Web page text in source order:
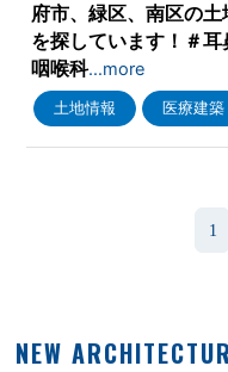
府市、緑区、南区の土
を探しています！＃耳
咽喉科…more
土地情報 医療建築
1
NEW